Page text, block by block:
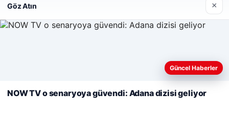
deneyiminizi kişiselleştirmek ve geliştirmek amacıyla çerezler
Reddet Kabul Et
Göz Atın ×
Güncel Haberler
NOW TV o senaryoya güvendi: Adana dizisi geliyor